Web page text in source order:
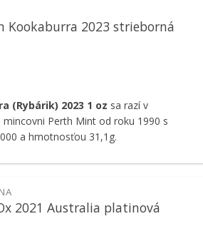
Kookaburra 2023 strieborná
(Rybárik) 2023 1 oz sa razí v
Perth Mint od roku 1990 s
a hmotnosťou 31,1g.
2021 Australia platinová